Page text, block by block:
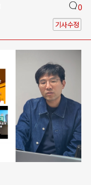
0
기사수정